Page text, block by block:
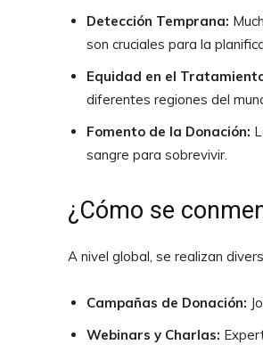
Detección Temprana:
son cruciales para la
Equidad en el
diferentes regiones del
Fomento de la Donación:
sangre para sobrevivir.
¿Cómo se
A nivel global, se realizan
Campañas de Donación:
Webinars y Charlas: